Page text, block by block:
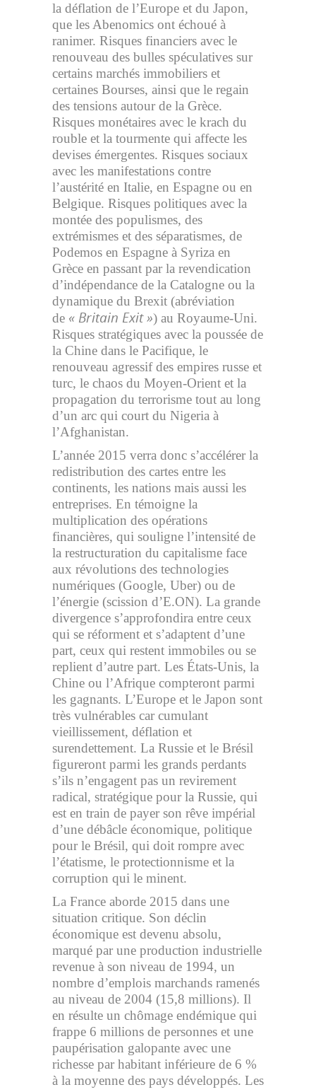
la déflation de l’Europe et du Japon,
que les Abenomics ont échoué à
ranimer. Risques financiers avec le
renouveau des bulles spéculatives sur
certains marchés immobiliers et
certaines Bourses, ainsi que le regain
des tensions autour de la Grèce.
Risques monétaires avec le krach du
rouble et la tourmente qui affecte les
devises émergentes. Risques sociaux
avec les manifestations contre
l’austérité en Italie, en Espagne ou en
Belgique. Risques politiques avec la
montée des populismes, des
extrémismes et des séparatismes, de
Podemos en Espagne à Syriza en
Grèce en passant par la revendication
d’indépendance de la Catalogne ou la
dynamique du Brexit (abréviation
de « Britain Exit ») au Royaume-Uni.
Risques stratégiques avec la poussée de
la Chine dans le Pacifique, le
renouveau agressif des empires russe et
turc, le chaos du Moyen-Orient et la
propagation du terrorisme tout au long
d’un arc qui court du Nigeria à
l’Afghanistan.
L’année 2015 verra donc s’accélérer la
redistribution des cartes entre les
continents, les nations mais aussi les
entreprises. En témoigne la
multiplication des opérations
financières, qui souligne l’intensité de
la restructuration du capitalisme face
aux révolutions des technologies
numériques (Google, Uber) ou de
l’énergie (scission d’E.ON). La grande
divergence s’approfondira entre ceux
qui se réforment et s’adaptent d’une
part, ceux qui restent immobiles ou se
replient d’autre part. Les États-Unis, la
Chine ou l’Afrique compteront parmi
les gagnants. L’Europe et le Japon sont
très vulnérables car cumulant
vieillissement, déflation et
surendettement. La Russie et le Brésil
figureront parmi les grands perdants
s’ils n’engagent pas un revirement
radical, stratégique pour la Russie, qui
est en train de payer son rêve impérial
d’une débâcle économique, politique
pour le Brésil, qui doit rompre avec
l’étatisme, le protectionnisme et la
corruption qui le minent.
La France aborde 2015 dans une
situation critique. Son déclin
économique est devenu absolu,
marqué par une production industrielle
revenue à son niveau de 1994, un
nombre d’emplois marchands ramenés
au niveau de 2004 (15,8 millions). Il
en résulte un chômage endémique qui
frappe 6 millions de personnes et une
paupérisation galopante avec une
richesse par habitant inférieure de 6 %
à la moyenne des pays développés. Les